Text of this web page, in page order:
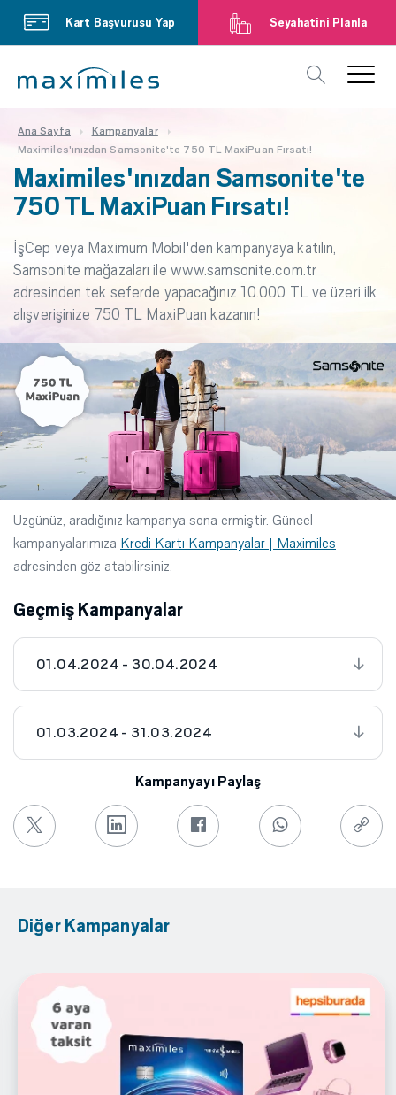
Kart Başvurusu Yap Seyahatini Planla
Ana Sayfa
Kampanyalar
Maximiles'ınızdan Samsonite'te 750 TL MaxiPuan Fırsatı!
Maximiles'ınızdan Samsonite'te
750 TL MaxiPuan Fırsatı!
İşCep veya Maximum Mobil'den kampanyaya katılın,
Samsonite mağazaları ile www.samsonite.com.tr
adresinden tek seferde yapacağınız 10.000 TL ve üzeri ilk
alışverişinize 750 TL MaxiPuan kazanın!
Üzgünüz, aradığınız kampanya sona ermiştir. Güncel
kampanyalarımıza Kredi Kartı Kampanyalar | Maximiles
adresinden göz atabilirsiniz.
Geçmiş Kampanyalar
01.04.2024 - 30.04.2024
01.03.2024 - 31.03.2024
Kampanyayı Paylaş
Diğer Kampanyalar